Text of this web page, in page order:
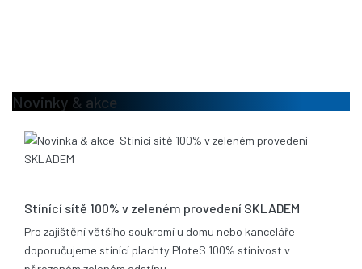
Novinky & akce
Stínící sítě 100% v zeleném provedení SKLADEM
Pro zajištění většího soukromí u domu nebo kanceláře
doporučujeme stínící plachty PloteS 100% stínivost v